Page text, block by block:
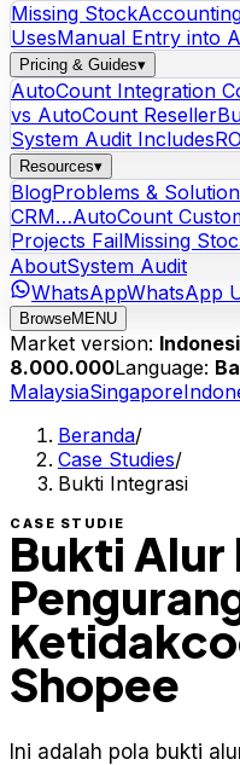
Missing Stock
UsesManual Entry into
Pricing & Guides▾
AutoCount Integration
vs AutoCount Reseller
System Audit Includes
Resources▾
BlogProblems &
CRM…AutoCount
Projects FailMissing
AboutSystem Audit
WhatsAppWhatsApp
BrowseMENU
Market version:
8.000.000Language:
MalaysiaSingapore
Beranda/
Case Studies/
Bukti Integrasi
CASE STUDIE
Bukti Alur
Shopee
Ini adalah pola bukti